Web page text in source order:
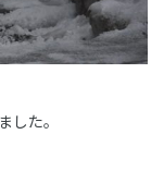
した。